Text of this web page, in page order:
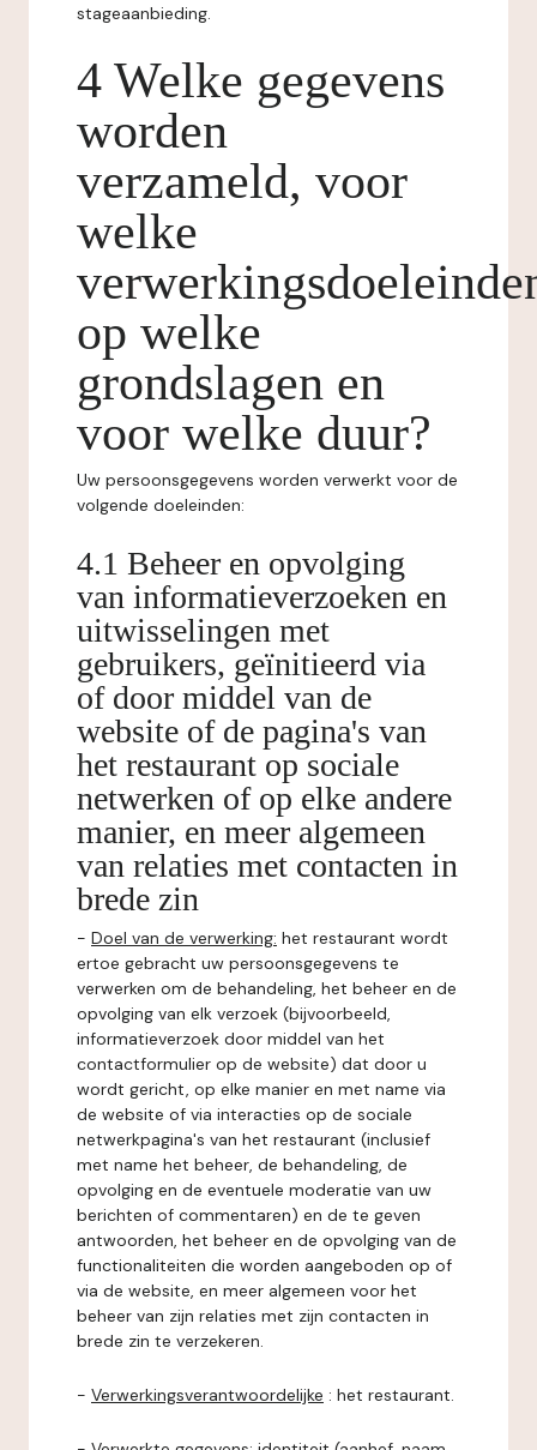
stageaanbieding.
4 Welke gegevens
worden
verzameld, voor
welke
op welke
grondslagen en
voor welke duur?
Uw persoonsgegevens worden verwerkt voor de
volgende doeleinden:
4.1 Beheer en opvolging
van informatieverzoeken en
uitwisselingen met
gebruikers, geïnitieerd via
of door middel van de
website of de pagina's van
het restaurant op sociale
netwerken of op elke andere
manier, en meer algemeen
van relaties met contacten in
brede zin
- Doel van de verwerking: het restaurant wordt
ertoe gebracht uw persoonsgegevens te
verwerken om de behandeling, het beheer en de
opvolging van elk verzoek (bijvoorbeeld,
informatieverzoek door middel van het
contactformulier op de website) dat door u
wordt gericht, op elke manier en met name via
de website of via interacties op de sociale
netwerkpagina's van het restaurant (inclusief
met name het beheer, de behandeling, de
opvolging en de eventuele moderatie van uw
berichten of commentaren) en de te geven
antwoorden, het beheer en de opvolging van de
functionaliteiten die worden aangeboden op of
via de website, en meer algemeen voor het
beheer van zijn relaties met zijn contacten in
brede zin te verzekeren.
- Verwerkingsverantwoordelijke : het restaurant.